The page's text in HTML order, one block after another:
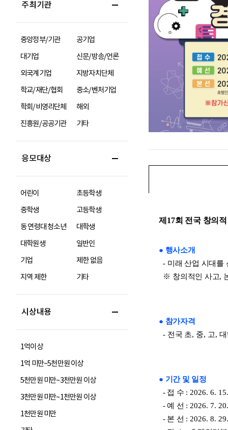
주최기관
중앙정부/기관
공기업
대기업
신문/방송/언론
외국계기업
지방자치단체
학교/재단/협회
중소/벤처기업
학회/비영리단체
해외
진흥원/공공기관
기타
응모대상
어린이
초등학생
중학생
고등학생
동 연령대 청소년
대학생
대학원생
일반인
기업
제한 없음
지역 제한
기타
시상내용
1억이상
1억 미만~5천만원 이상
5천만원 미만~3천만원 이상
3천만원 미만~1천만원 이상
1천만원 미만